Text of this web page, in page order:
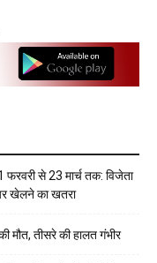
से 23 मार्च तक: विजेता
खेलने का खतरा
मौत, तीसरे की हालत गंभीर